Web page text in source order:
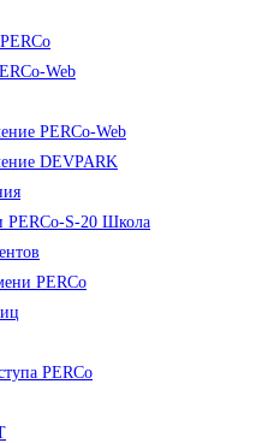
Web
PERCo-Web
DEVPARK
PERCo-S-20 Школа
PERCo
PERCo